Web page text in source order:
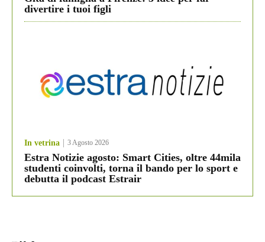
divertire i tuoi figli
In vetrina 3 Agosto 2026
Estra Notizie agosto: Smart Cities, oltre 44mila
studenti coinvolti, torna il bando per lo sport e
debutta il podcast Estrair